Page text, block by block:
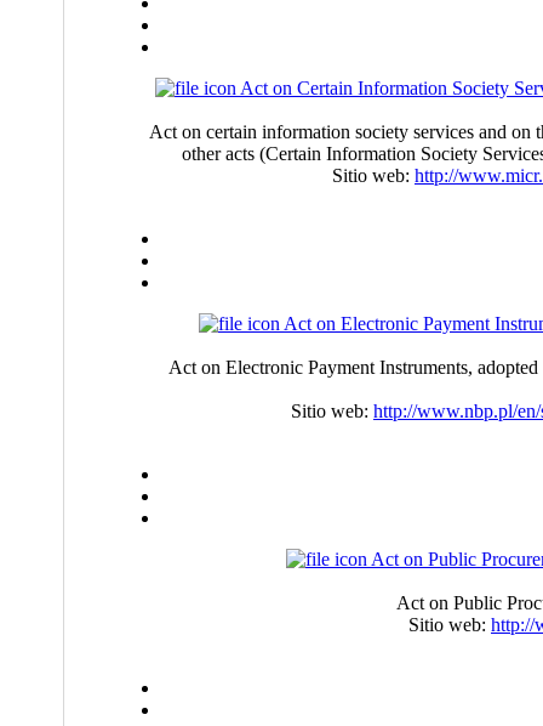
Act on Certain Information Society
Act on certain information society services and on
other acts (Certain Information Society
Sitio web: http://
Act on Electronic Payment
Act on Electronic Payment Instruments,
Sitio web: http://www.nbp.pl/
Act on Public
Act on Public
Sitio web: http://